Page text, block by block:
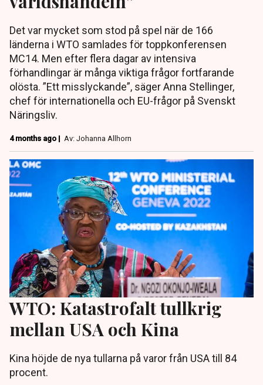
Det var mycket som stod på spel när de 166
länderna i WTO samlades för toppkonferensen
MC14. Men efter flera dagar av intensiva
förhandlingar är många viktiga frågor fortfarande
olösta. ”Ett misslyckande”, säger Anna Stellinger,
chef för internationella och EU-frågor på Svenskt
Näringsliv.
4 months ago | Av: Johanna Allhorn
WTO: Katastrofalt tullkrig
mellan USA och Kina
Kina höjde de nya tullarna på varor från USA till 84
procent.